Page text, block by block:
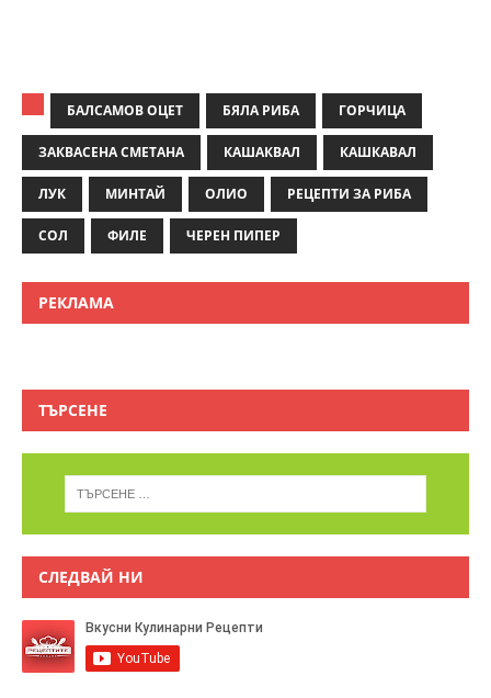
БАЛСАМОВ ОЦЕТ БЯЛА РИБА ГОРЧИЦА
ЗАКВАСЕНА СМЕТАНА КАШАКВАЛ КАШКАВАЛ
ЛУК МИНТАЙ ОЛИО РЕЦЕПТИ ЗА РИБА
СОЛ ФИЛЕ ЧЕРЕН ПИПЕР
РЕКЛАМА
ТЪРСЕНЕ
СЛЕДВАЙ НИ